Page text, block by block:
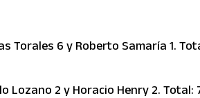
Torales 6 y Roberto Samaría 1.
Lozano 2 y Horacio Henry 2. Total: